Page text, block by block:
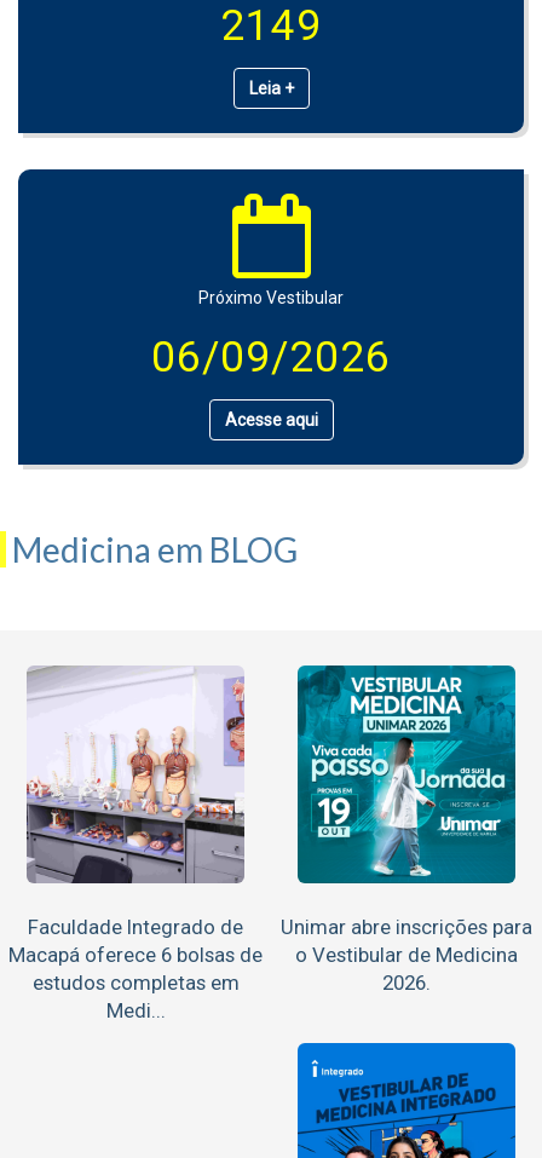
2149
Leia +
Próximo Vestibular
06/09/2026
Acesse aqui
Medicina em BLOG
Faculdade Integrado de
Macapá oferece 6 bolsas de
estudos completas em
Medi...
Unimar abre inscrições para
o Vestibular de Medicina
2026.